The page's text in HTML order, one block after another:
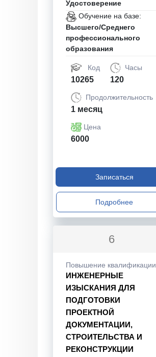
Удостоверение
Обучение на базе:
Высшего/Среднего
профессионального
образования
Код
10265
Часы
120
Продолжительность
1 месяц
Цена
6000
Записаться
Подробнее
6
Повышение квалификации
ИНЖЕНЕРНЫЕ
ИЗЫСКАНИЯ ДЛЯ
ПОДГОТОВКИ
ПРОЕКТНОЙ
ДОКУМЕНТАЦИИ,
СТРОИТЕЛЬСТВА И
РЕКОНСТРУКЦИИ